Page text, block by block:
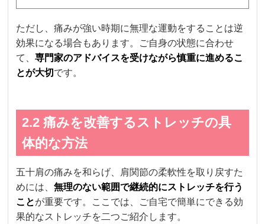
ただし、痛みが強い時期に無理な運動をすることは逆
効果になる場合もあります。ご自身の状態に合わせ
て、専門家のアドバイスを受けながら慎重に進めるこ
とが大切です。
2.2 痛みを改善するストレッチの具
体的な方法
五十肩の痛みを和らげ、肩関節の柔軟性を取り戻すた
めには、無理のない範囲で継続的にストレッチを行う
ことが重要です。ここでは、ご自宅で簡単にできる効
果的なストレッチを二つご紹介します。